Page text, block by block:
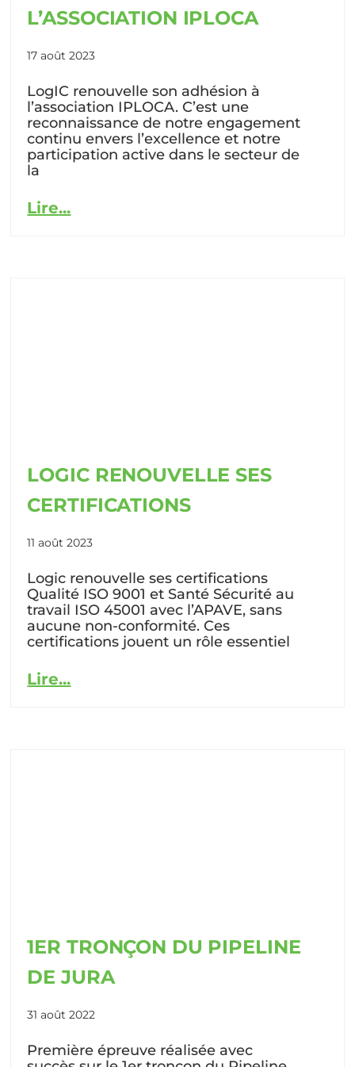
L’ASSOCIATION IPLOCA
17 août 2023
LogIC renouvelle son adhésion à
l’association IPLOCA. C’est une
reconnaissance de notre engagement
continu envers l’excellence et notre
participation active dans le secteur de
la
Lire...
LOGIC RENOUVELLE SES
CERTIFICATIONS
11 août 2023
Logic renouvelle ses certifications
Qualité ISO 9001 et Santé Sécurité au
travail ISO 45001 avec l’APAVE, sans
aucune non-conformité. Ces
certifications jouent un rôle essentiel
Lire...
1ER TRONÇON DU PIPELINE
DE JURA
31 août 2022
Première épreuve réalisée avec